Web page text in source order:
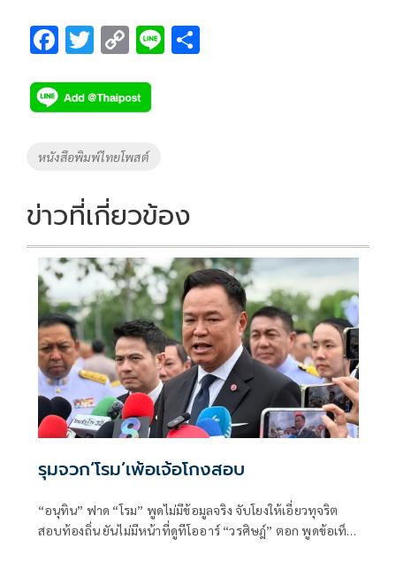
F
e
b
o
k
T
tt
er
C
p
y
Li
k
Li
Tags
หนังสือพิมพ์ไทยโพสต์
ข่าวที่เกี่ยวข้อง
รุมจวก‘โรม’เพ้อเจ้อโกงสอบ
“อนุทิน” ฟาด “โรม” พูดไม่มีข้อมูลจริง จับโยงให้เอี่ยวทุจริต
สอบท้องถิ่น ยันไม่มีหน้าที่ดูทีโออาร์ “วรศิษฎ์” ตอก พูดข้อเท็จ